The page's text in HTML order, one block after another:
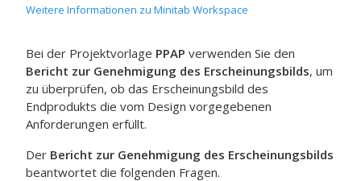
Weitere Informationen zu Minitab Workspace
Bei der Projektvorlage PPAP verwenden Sie den
Bericht zur Genehmigung des Erscheinungsbilds, um
zu überprüfen, ob das Erscheinungsbild des
Endprodukts die vom Design vorgegebenen
Anforderungen erfüllt.
Der Bericht zur Genehmigung des Erscheinungsbilds
beantwortet die folgenden Fragen.